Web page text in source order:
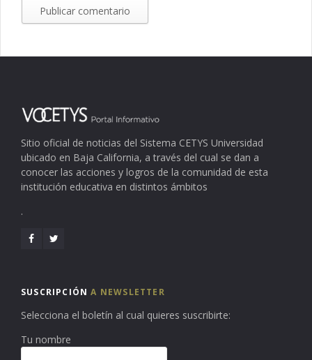
Sitio oficial de noticias del Sistema CETYS Universidad
ubicado en Baja California, a través del cual se dan a
conocer las acciones y logros de la comunidad de esta
institución educativa en distintos ámbitos
.
SUSCRIPCIÓNA NEWSLETTER
Selecciona el boletín al cual quieres suscribirte:
Tu nombre